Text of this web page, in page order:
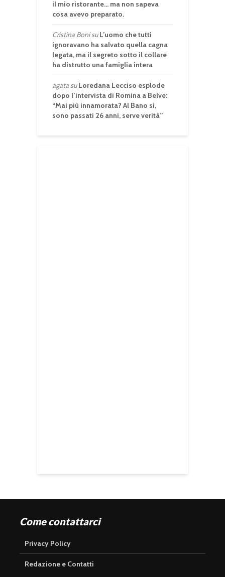
il mio ristorante… ma non sapeva
cosa avevo preparato.
Cristina BonisuL’uomo che tutti
ignoravano ha salvato quella cagna
legata, ma il segreto sotto il collare
ha distrutto una famiglia intera
agatasuLoredana Lecciso esplode
dopo l’intervista di Romina a Belve:
“Mai più innamorata? Al Bano sì,
sono passati 26 anni, serve verità”
Come contattarci
Privacy Policy
Redazione e Contatti